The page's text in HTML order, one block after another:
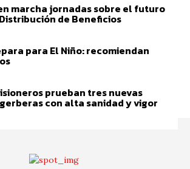
marcha jornadas sobre el futuro
de Beneficios
para El Niño: recomiendan
prueban tres nuevas
con alta sanidad y vigor